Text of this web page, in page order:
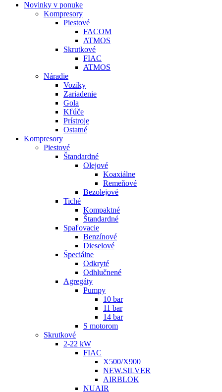
Novinky v ponuke
Kompresory
Piestové
FACOM
ATMOS
Skrutkové
FIAC
ATMOS
Náradie
Vozíky
Zariadenie
Gola
Kľúče
Prístroje
Ostatné
Kompresory
Piestové
Štandardné
Olejové
Koaxiálne
Remeňové
Bezolejové
Tiché
Kompaktné
Štandardné
Spaľovacie
Benzínové
Dieselové
Špeciálne
Odkryté
Odhlučnené
Agregáty
Pumpy
10 bar
11 bar
14 bar
S motorom
Skrutkové
2-22 kW
FIAC
X500/X900
NEW.SILVER
AIRBLOK
NUAIR